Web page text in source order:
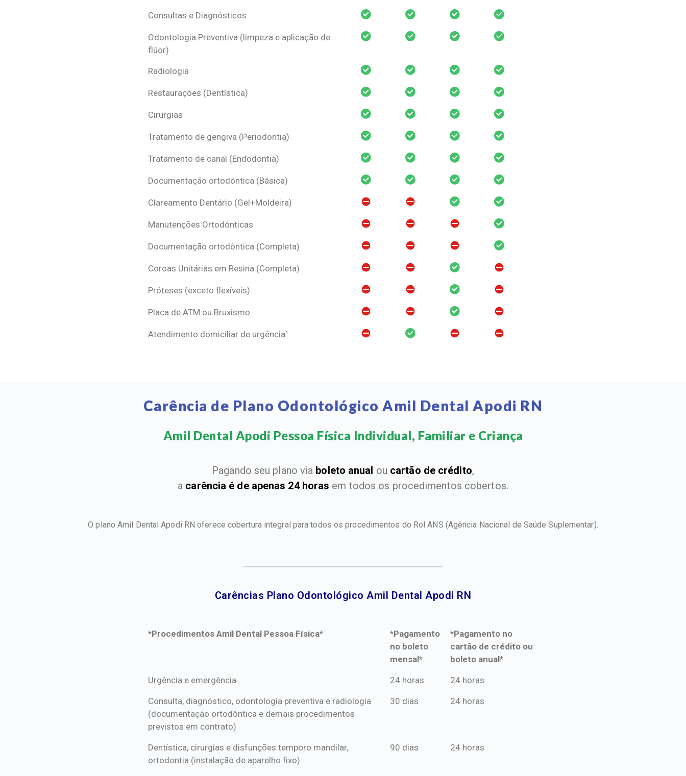
Consultas e Diagnósticos
Odontologia Preventiva (limpeza e aplicação de
flúor)
Radiologia
Restaurações (Dentística)
Cirurgias
Tratamento de gengiva (Periodontia)
Tratamento de canal (Endodontia)
Documentação ortodôntica (Básica)
Clareamento Dentário (Gel+Moldeira)
Manutenções Ortodônticas
Documentação ortodôntica (Completa)
Coroas Unitárias em Resina (Completa)
Próteses (exceto flexíveis)
Placa de ATM ou Bruxismo
Atendimento domiciliar de urgência¹
Carência de Plano Odontológico Amil Dental Apodi RN
Amil Dental Apodi Pessoa Física Individual, Familiar e Criança​
Pagando seu plano via boleto anual ou cartão de crédito,
a carência é de apenas 24 horas em todos os procedimentos cobertos.
O plano Amil Dental Apodi RN oferece cobertura integral para todos os procedimentos do Rol ANS (Agência Nacional de Saúde Suplementar).
Carências Plano Odontológico Amil Dental Apodi RN​
*Procedimentos Amil Dental Pessoa Física*
*Pagamento
no boleto
mensal*
*Pagamento no
cartão de crédito ou
boleto anual*
*Procedimentos Amil Dental Pessoa Física*
*Pagamento
mensal*
*Pagamento no
boleto anual*
Urgência e emergência 24 horas 24 horas
Consulta, diagnóstico, odontologia preventiva e radiologia
(documentação ortodôntica e demais procedimentos
previstos em contrato)
30 dias 24 horas
Dentística, cirurgias e disfunções temporo mandilar,
ortodontia (instalação de aparelho fixo)
90 dias 24 horas